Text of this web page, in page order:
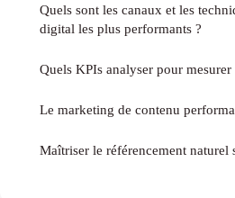
Quels sont les canaux et les
digital les plus performants ?
Quels KPIs analyser pour
Le marketing de contenu
Maîtriser le référencement naturel